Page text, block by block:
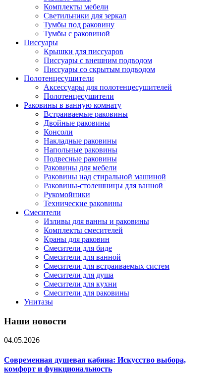
Комплекты мебели
Светильники для зеркал
Тумбы под раковину
Тумбы с раковиной
Писсуары
Крышки для писсуаров
Писсуары с внешним подводом
Писсуары со скрытым подводом
Полотенцесушители
Аксессуары для полотенцесушителей
Полотенцесушители
Раковины в ванную комнату
Встраиваемые раковины
Двойные раковины
Консоли
Накладные раковины
Напольные раковины
Подвесные раковины
Раковины для мебели
Раковины над стиральной машиной
Раковины-столешницы для ванной
Рукомойники
Технические раковины
Смесители
Изливы для ванны и раковины
Комплекты смесителей
Краны для раковин
Смесители для биде
Смесители для ванной
Смесители для встраиваемых систем
Смесители для душа
Смесители для кухни
Смесители для раковины
Унитазы
Наши новости
04.05.2026
Современная душевая кабина: Искусство выбора,
комфорт и функциональность